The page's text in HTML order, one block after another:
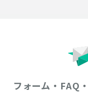
フォーム・FAQ